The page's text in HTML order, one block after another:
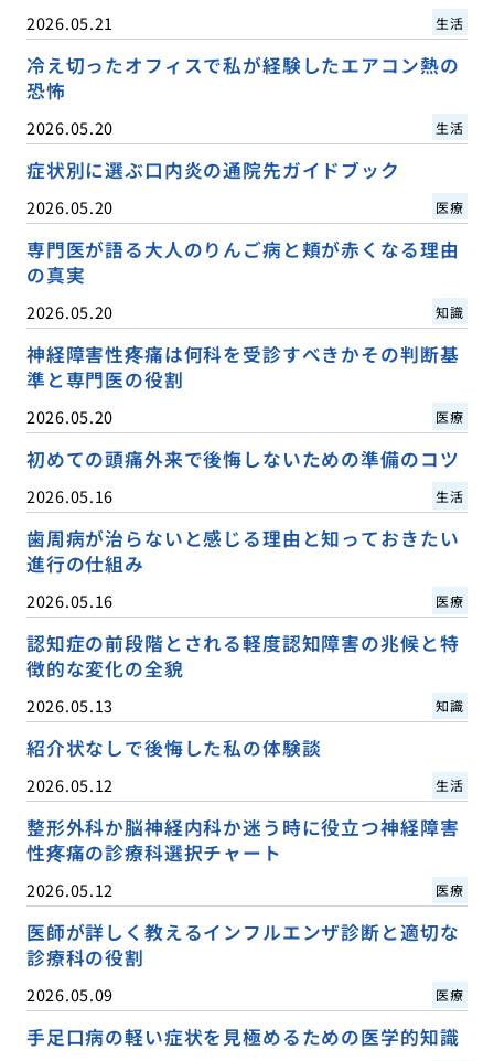
2026.05.21 生活
冷え切ったオフィスで私が経験したエアコン熱の
恐怖
2026.05.20 生活
症状別に選ぶ口内炎の通院先ガイドブック
2026.05.20 医療
専門医が語る大人のりんご病と頬が赤くなる理由
の真実
2026.05.20 知識
神経障害性疼痛は何科を受診すべきかその判断基
準と専門医の役割
2026.05.20 医療
初めての頭痛外来で後悔しないための準備のコツ
2026.05.16 生活
歯周病が治らないと感じる理由と知っておきたい
進行の仕組み
2026.05.16 医療
認知症の前段階とされる軽度認知障害の兆候と特
徴的な変化の全貌
2026.05.13 知識
紹介状なしで後悔した私の体験談
2026.05.12 生活
整形外科か脳神経内科か迷う時に役立つ神経障害
性疼痛の診療科選択チャート
2026.05.12 医療
医師が詳しく教えるインフルエンザ診断と適切な
診療科の役割
2026.05.09 医療
手足口病の軽い症状を見極めるための医学的知識